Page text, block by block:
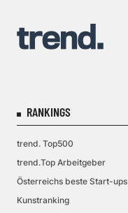
RANKINGS
trend. Top500
trend.Top Arbeitgeber
Österreichs beste Start-ups
Kunstranking